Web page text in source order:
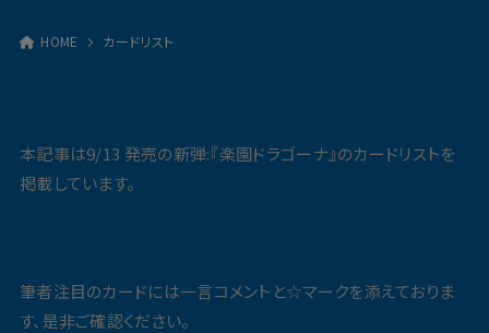
HOME カードリスト
本記事は9/13 発売の新弾:『楽園ドラゴーナ』のカードリストを
掲載しています。
筆者注目のカードには一言コメントと☆マークを添えておりま
す、是非ご確認ください。